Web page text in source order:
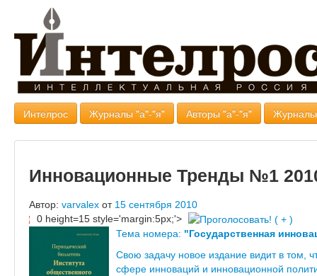
Интелрос Журналы "а"-"я" Авторы "а"-"я"
Инновационные Тренды №1
Автор: varvalex от 15 сентября 2010
0 height=15 style='margin:5px;'>
Тема номера: "Государственная
Свою задачу новое издание видит в том,
сфере инноваций и инновационной